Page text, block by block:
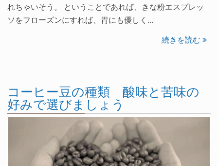
れちゃいそう。 ということであれば、きな粉エスプレッ
ソをフローズンにすれば、胃にも優しく…
続きを読む
コーヒー豆の種類 酸味と苦味の
好みで選びましょう